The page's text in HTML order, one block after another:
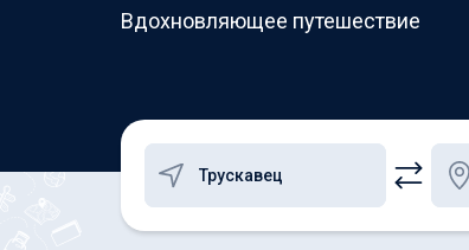
Вдохновляющее путешествие